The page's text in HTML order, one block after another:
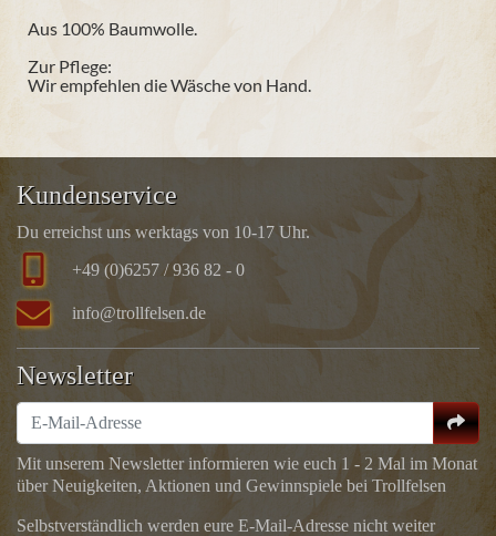
Aus 100% Baumwolle.
Zur Pflege:
Wir empfehlen die Wäsche von Hand.
Kundenservice
Du erreichst uns werktags von 10-17 Uhr.
+49 (0)6257 / 936 82 - 0
info@trollfelsen.de
Newsletter
Mit unserem Newsletter informieren wie euch 1 - 2 Mal im Monat
über Neuigkeiten, Aktionen und Gewinnspiele bei Trollfelsen
Selbstverständlich werden eure E-Mail-Adresse nicht weiter